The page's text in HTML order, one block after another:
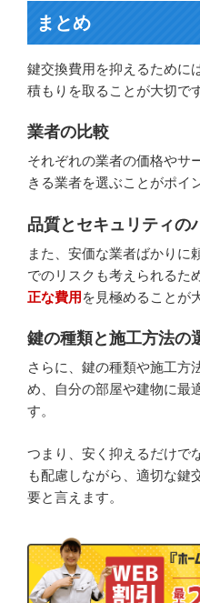
まとめ
鍵交換費用を抑えるために
積もりを取ることが大切です
業者の比較
それぞれの業者の価格やサ
きる業者を選ぶことがポイ
品質とセキュリティの
また、安価な業者ばかりに
でのリスクも考えられるた
正な費用 を見極めることが
鍵の種類と施工方法の
さらに、鍵の種類や施工方
め、自分の部屋や建物に最
す。
つまり、安く抑えるだけで
も配慮しながら、適切な鍵
要と言えます。